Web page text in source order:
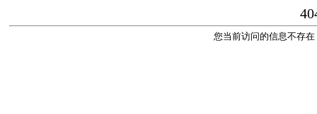
您当前访问的信息不存